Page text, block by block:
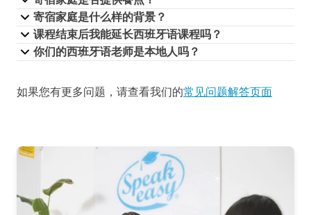
寄宿家庭是什么样的背景？
课程结束后我能延长西班牙语课程吗？
你们的西班牙语老师是本地人吗？
如果您有更多问题，请查看我们的常见问题解答页面